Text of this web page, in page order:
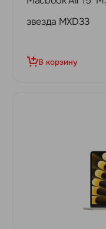
звезда MXD33
В корзину